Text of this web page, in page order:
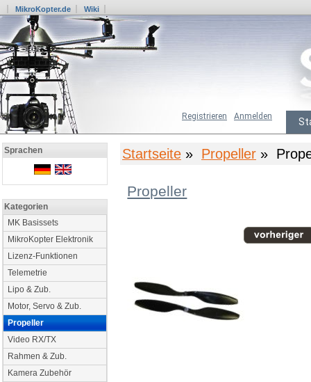
MikroKopter.de Wiki
Anmelden
Registrieren
Sprachen
Kategorien
MK Basissets
MikroKopter Elektronik
Lizenz-Funktionen
Telemetrie
Lipo & Zub.
Motor, Servo & Zub.
Propeller
Video RX/TX
Rahmen & Zub.
Kamera Zubehör
Startseite » Propeller »
Propeller